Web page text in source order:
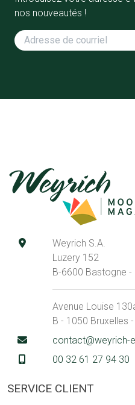
nos nouveautés !
Weyrich S.A.
Luzery 152
B-6600 Bastogne -
Avenue Louise
B - 1050 Bruxelles
contact@weyrich-
00 32 61 27 94 30
SERVICE CLIENT